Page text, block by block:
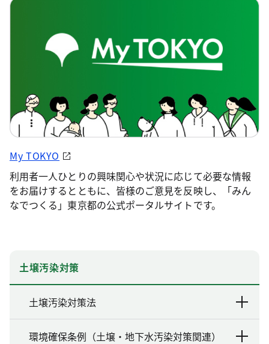
My TOKYO
利用者一人ひとりの興味関心や状況に応じて必要な情報
をお届けするとともに、皆様のご意見を反映し、「みん
なでつくる」東京都の公式ポータルサイトです。
土壌汚染対策
土壌汚染対策法
環境確保条例（土壌・地下水汚染対策関連）